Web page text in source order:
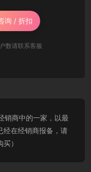
询 / 折扣
数请联系客服
销商中的一家，以最
经在经销商报备，请
）